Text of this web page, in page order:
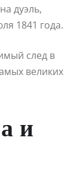
дуэль,
1841 года.
след в
великих
и